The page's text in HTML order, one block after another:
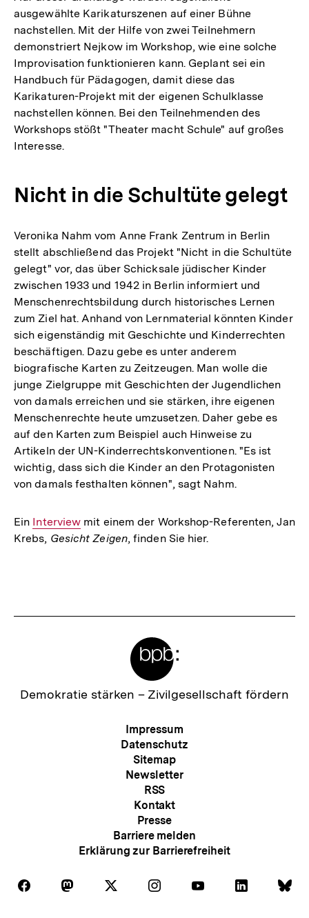
ausgewählte Karikaturszenen auf einer Bühne
nachstellen. Mit der Hilfe von zwei Teilnehmern
demonstriert Nejkow im Workshop, wie eine solche
Improvisation funktionieren kann. Geplant sei ein
Handbuch für Pädagogen, damit diese das
Karikaturen-Projekt mit der eigenen Schulklasse
nachstellen können. Bei den Teilnehmenden des
Workshops stößt "Theater macht Schule" auf großes
Interesse.
Nicht in die Schultüte gelegt
Veronika Nahm vom Anne Frank Zentrum in Berlin
stellt abschließend das Projekt "Nicht in die Schultüte
gelegt" vor, das über Schicksale jüdischer Kinder
zwischen 1933 und 1942 in Berlin informiert und
Menschenrechtsbildung durch historisches Lernen
zum Ziel hat. Anhand von Lernmaterial könnten Kinder
sich eigenständig mit Geschichte und Kinderrechten
beschäftigen. Dazu gebe es unter anderem
biografische Karten zu Zeitzeugen. Man wolle die
junge Zielgruppe mit Geschichten der Jugendlichen
von damals erreichen und sie stärken, ihre eigenen
Menschenrechte heute umzusetzen. Daher gebe es
auf den Karten zum Beispiel auch Hinweise zu
Artikeln der UN-Kinderrechtskonventionen. "Es ist
wichtig, dass sich die Kinder an den Protagonisten
von damals festhalten können", sagt Nahm.
Ein Interner
Link:
Interview mit einem der Workshop-Referenten, Jan
Krebs, Gesicht Zeigen, finden Sie hier.
Zur
Demokratie stärken – Zivilgesellschaft fördern
Meta-
Navigation
Impressum
Datenschutz
Sitemap
Newsletter
RSS
Kontakt
Presse
Barriere melden
Erklärung zur Barrierefreiheit
Folgen
Auf
Folgen Folgen Folgen
Auf
Folgen Folgen